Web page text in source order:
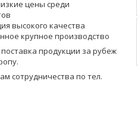
цены среди
высокого качества
крупное производство
продукции за рубеж
сотрудничества по тел.